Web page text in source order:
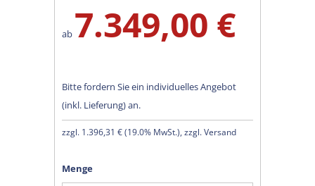
ab 7.349,00 €
Bitte fordern Sie ein individuelles Angebot
(inkl. Lieferung) an.
zzgl. 1.396,31 € (19.0% MwSt.), zzgl. Versand
Menge